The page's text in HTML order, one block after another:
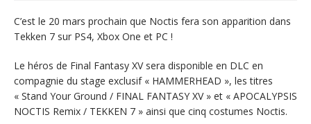
C’est le 20 mars prochain que Noctis fera son apparition dans
Tekken 7 sur PS4, Xbox One et PC !
Le héros de Final Fantasy XV sera disponible en DLC en
compagnie du stage exclusif « HAMMERHEAD », les titres
« Stand Your Ground / FINAL FANTASY XV » et « APOCALYPSIS
NOCTIS Remix / TEKKEN 7 » ainsi que cinq costumes Noctis.